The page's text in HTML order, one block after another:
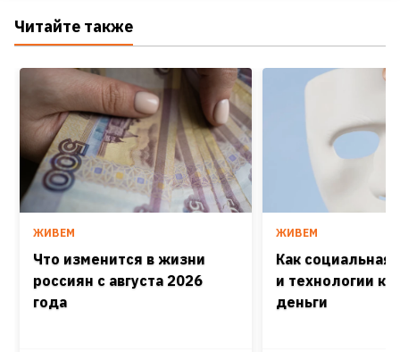
Читайте также
ЖИВЕМ
Что изменится в жизни
россиян с августа 2026
года
ЖИВЕМ
Как
и технологии
деньги